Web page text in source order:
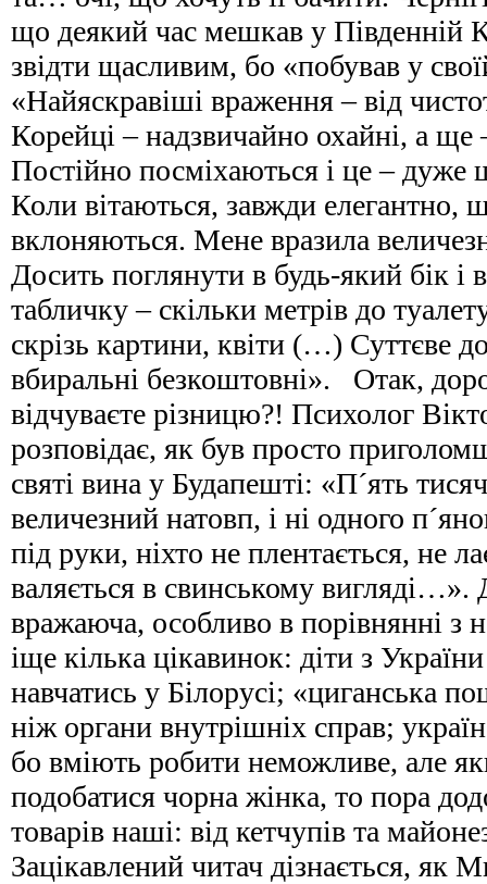
що деякий час мешкав у Південній
звідти щасливим, бо «побував у
«Найяскравіші враження – від
Корейці – надзвичайно охайні, а ще
Постійно посміхаються і це – дуже
Коли вітаються, завжди елегантно,
вклоняються. Мене вразила
Досить поглянути в будь-який бік і
табличку – скільки метрів до
скрізь картини, квіти (…) Суттєве
вбиральні безкоштовні». Отак,
відчуваєте різницю?! Психолог
розповідає, як був просто
святі вина у Будапешті: «П´ять
величезний натовп, і ні одного
під руки, ніхто не плентається, не
валяється в свинському вигляді…».
вражаюча, особливо в порівнянні
іще кілька цікавинок: діти з
навчатись у Білорусі; «циганська
ніж органи внутрішніх справ;
бо вміють робити неможливе, але
подобатися чорна жінка, то пора
товарів наші: від кетчупів та
Зацікавлений читач дізнається, як